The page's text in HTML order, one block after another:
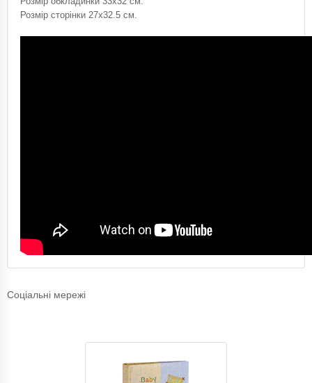
Розмір сторінки 27х32.5 см.
Соціальні мережі